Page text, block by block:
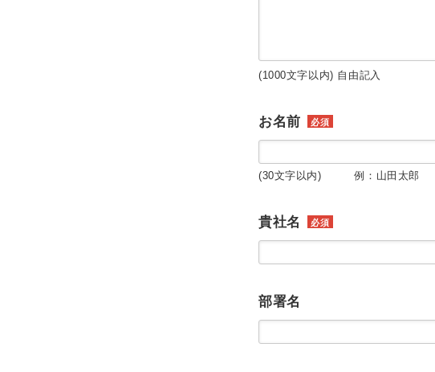
(1000文字以内) 自由記入
お名前 必須
(30文字以内) 例：山田太郎
貴社名 必須
部署名